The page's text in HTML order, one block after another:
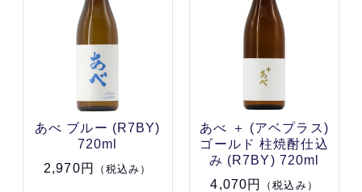
あべ ブルー (R7BY)
720ml
2,970円
（税込み）
あべ ＋ (アベプラス)
ゴールド 柱焼酎仕込
み (R7BY) 720ml
4,070円
（税込み）